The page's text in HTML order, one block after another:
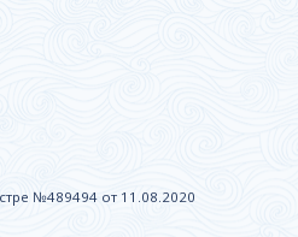
№489494 от 11.08.2020